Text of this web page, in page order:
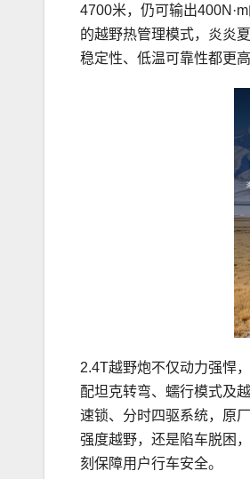
4700米，仍可输出
的越野热管理模式，炎炎
稳定性、低温可靠性都更
2.4T越野炮不仅动力强悍
配坦克转弯、蠕行模式及
速锁、分时四驱系统，原
强度越野，还是陷车脱困
刻保障用户行车安全。